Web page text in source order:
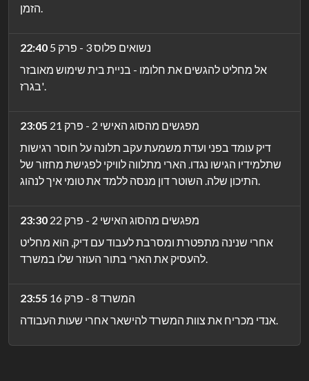
הזמן.
22:40
נשואים פלוס 3 - פרק 5
אל מחליט להגשים את חלומו - בניית בית שימוש מאובזר
בגרז'.
23:05
מפגשים מהסוג האישי 2 - פרק 21
דיק עומד בפני ועדת משמעת עקב תלונה על חוסר רגישות
שתלמידיו הגישו נגדו. הארי מתלווה לוויקי לפגישת מחזור של
התיכון שלה. השוטר דון מנסה ללמד את טומי איך לנהוג.
23:30
מפגשים מהסוג האישי 2 - פרק 22
אחרי שנינה מתפטרת ומסרבת לעבוד עם דיק, הוא מחליט
להעסיק את הארי בתור העוזר שלו במשרד.
23:55
המשרד 8 - פרק 16
אנדי מכריח את צוות המשרד להישאר אחרי שעות העבודה.